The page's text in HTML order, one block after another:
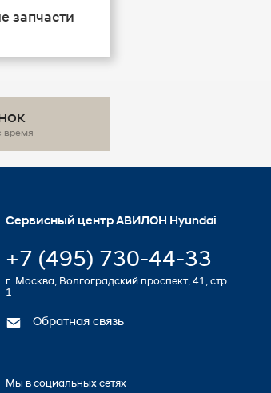
запчасти
время
Сервисный центр АВИЛОН Hyundai
+7 (495) 730-44-33
г. Москва, Волгоградский проспект, 41, стр.
1
Обратная связь
Мы в социальных сетях